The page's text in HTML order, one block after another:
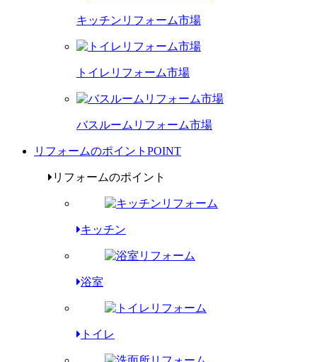
キッチンリフォーム市場
トイレリフォーム市場
バスルームリフォーム市場
リフォームのポイント POINT
リフォームのポイント
キッチン
浴室
トイレ